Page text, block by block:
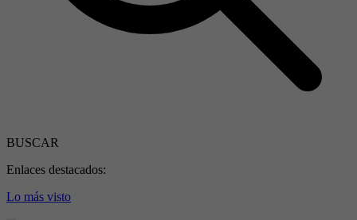
BUSCAR
Enlaces destacados:
Lo más visto